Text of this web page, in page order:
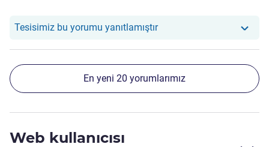
Tesisimiz bu yorumu yanıtlamıştırOtelimiz şu yoruma yanıt
En yeni 20 yorumlarımız
Web kullanıcısı